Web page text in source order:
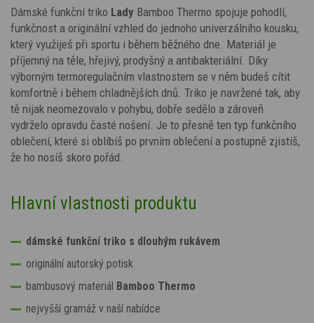
Dámské funkční triko Lady Bamboo Thermo spojuje pohodlí,
funkčnost a originální vzhled do jednoho univerzálního kousku,
který využiješ při sportu i během běžného dne. Materiál je
příjemný na těle, hřejivý, prodyšný a antibakteriální. Díky
výborným termoregulačním vlastnostem se v něm budeš cítit
komfortně i během chladnějších dnů. Triko je navržené tak, aby
tě nijak neomezovalo v pohybu, dobře sedělo a zároveň
vydrželo opravdu časté nošení. Je to přesně ten typ funkčního
oblečení, které si oblíbíš po prvním oblečení a postupně zjistíš,
že ho nosíš skoro pořád.
Hlavní vlastnosti produktu
dámské funkční triko s dlouhým rukávem
originální autorský potisk
bambusový materiál Bamboo Thermo
nejvyšší gramáž v naší nabídce